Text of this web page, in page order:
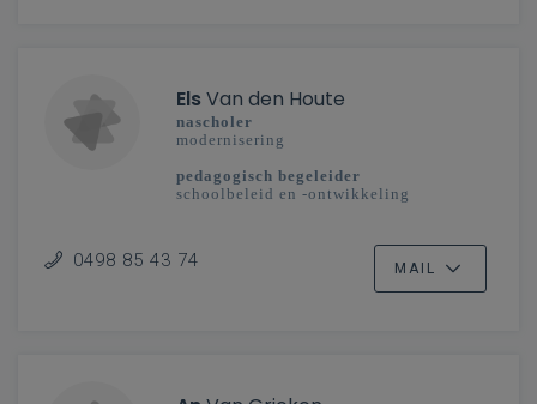
ElsVan den Houte
nascholer
modernisering
pedagogisch begeleider
schoolbeleid en -ontwikkeling
0498 85 43 74 MAIL